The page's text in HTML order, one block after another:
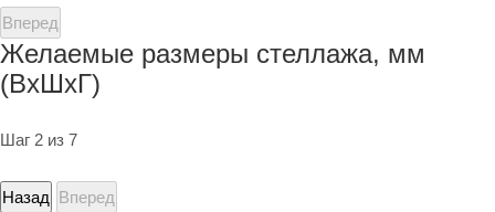
Вперед
Желаемые размеры стеллажа, мм
(ВхШхГ)
Шаг 2 из 7
Назад Вперед